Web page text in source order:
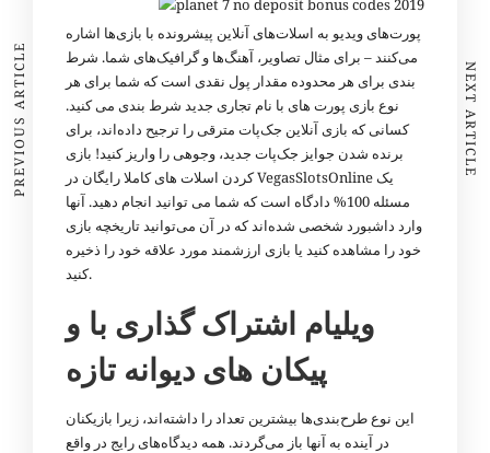
پورت‌های ویدیو به اسلات‌های آنلاین پیشرونده با بازی‌ها اشاره
می‌کنند – برای مثال تصاویر، آهنگ‌ها و گرافیک‌های شما. شرط
بندی برای هر محدوده مقدار پول نقدی است که شما برای هر
نوع بازی پورت های با نام تجاری جدید شرط بندی می کنید.
کسانی که بازی آنلاین جک‌پات مترقی را ترجیح داده‌اند، برای
برنده شدن جوایز جک‌پات جدید، وجوهی را واریز کنید! بازی
کردن اسلات های کاملا رایگان در VegasSlotsOnline یک
مسئله 100% دادگاه است که شما می توانید انجام دهید. آنها
وارد داشبورد شخصی شده‌اند که در آن می‌توانید تاریخچه بازی
خود را مشاهده کنید یا بازی ارزشمند مورد علاقه خود را ذخیره
کنید.
ویلیام اشتراک گذاری با و
پیکان های دیوانه تازه
این نوع طرح‌بندی‌ها بیشترین تعداد را داشته‌اند، زیرا بازیکنان
در آینده به آنها باز می‌گردند. همه دیدگاه‌های رایج در واقع
PREVIOUS ARTICLE NEXT ARTICLE